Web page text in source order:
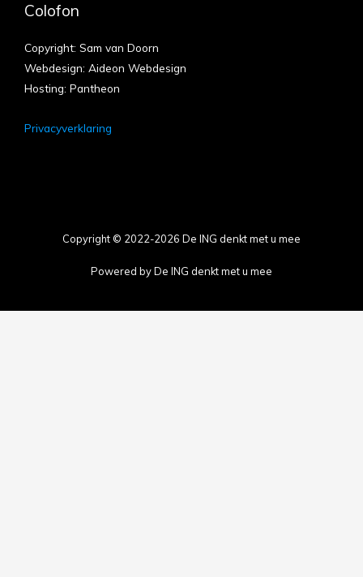
Colofon
Copyright: Sam van Doorn
Webdesign: Aideon Webdesign
Hosting: Pantheon
Privacyverklaring
Copyright © 2022-2026 De ING denkt met u mee
Powered by De ING denkt met u mee